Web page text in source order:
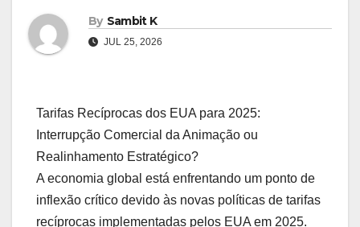
By Sambit K
JUL 25, 2026
Tarifas Recíprocas dos EUA para 2025:
Interrupção Comercial da Animação ou
Realinhamento Estratégico?
A economia global está enfrentando um ponto de
inflexão crítico devido às novas políticas de tarifas
recíprocas implementadas pelos EUA em 2025.